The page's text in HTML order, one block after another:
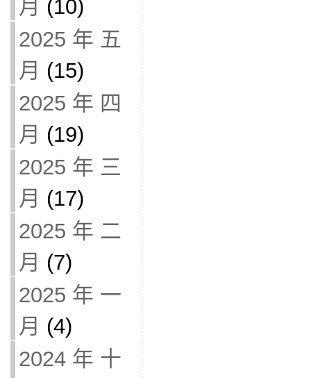
月 (10)
2025 年 五
月 (15)
2025 年 四
月 (19)
2025 年 三
月 (17)
2025 年 二
月 (7)
2025 年 一
月 (4)
2024 年 十